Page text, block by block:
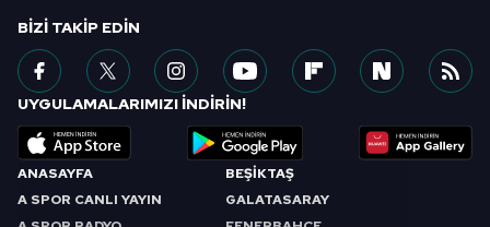
ANASAYFA
A SPOR CANLI YAYIN
BEŞİKTAŞ
GALATASARAY
BIZI TAKIP EDIN
UYGULAMALARIMIZI İNDİRİN!